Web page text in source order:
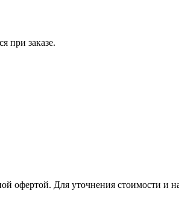
при заказе.
офертой. Для уточнения стоимости и